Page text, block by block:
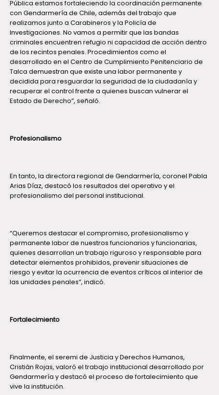
Pública estamos fortaleciendo la coordinación permanente
con Gendarmería de Chile, además del trabajo que
realizamos junto a Carabineros y la Policía de
Investigaciones. No vamos a permitir que las bandas
criminales encuentren refugio ni capacidad de acción dentro
de los recintos penales. Procedimientos como el
desarrollado en el Centro de Cumplimiento Penitenciario de
Talca demuestran que existe una labor permanente y
decidida para resguardar la seguridad de la ciudadanía y
recuperar el control frente a quienes buscan vulnerar el
Estado de Derecho”, señaló.
Profesionalismo
En tanto, la directora regional de Gendarmería, coronel Pabla
Arias Díaz, destacó los resultados del operativo y el
profesionalismo del personal institucional.
“Queremos destacar el compromiso, profesionalismo y
permanente labor de nuestros funcionarios y funcionarias,
quienes desarrollan un trabajo riguroso y responsable para
detectar elementos prohibidos, prevenir situaciones de
riesgo y evitar la ocurrencia de eventos críticos al interior de
las unidades penales”, indicó.
Fortalecimiento
Finalmente, el seremi de Justicia y Derechos Humanos,
Cristián Rojas, valoró el trabajo institucional desarrollado por
Gendarmería y destacó el proceso de fortalecimiento que
vive la institución.